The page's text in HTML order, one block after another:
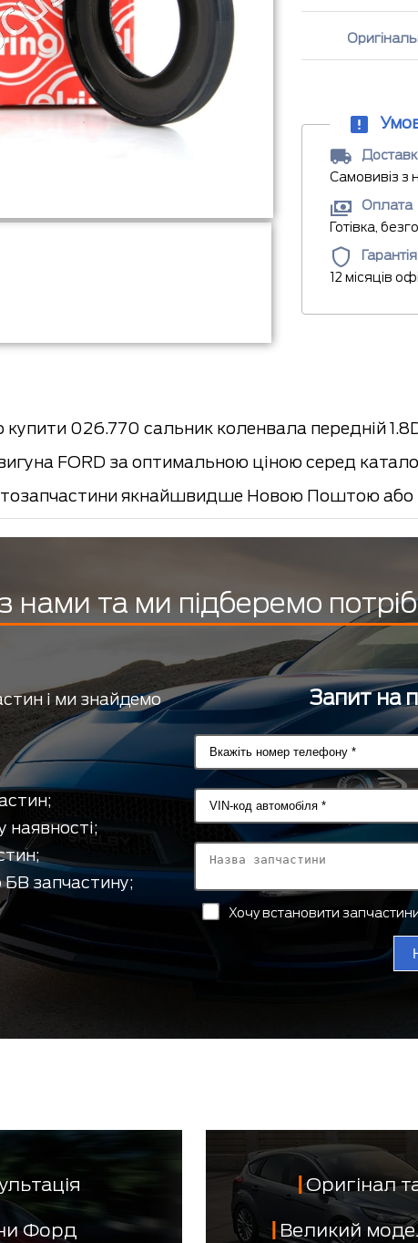
Самовивіз з
Оплата
Готівка,
Гарантія
12 місяців
купити 026.770 сальник коленвала передній
FORD за оптимальною ціною серед
якнайшвидше Новою Поштою або
нами та ми підберемо
і ми знайдемо
наявності;
запчастину;
Запит на
Хочу встановити
Форд
Оригінал
Великий